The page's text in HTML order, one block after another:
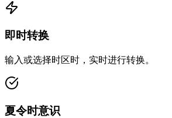
即时转换
输入或选择时区时，实时进行转换。
夏令时意识